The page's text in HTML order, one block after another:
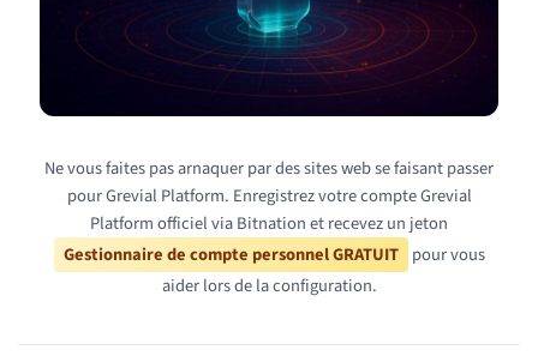
Ne vous faites pas arnaquer par des sites web se faisant passer
pour Grevial Platform. Enregistrez votre compte Grevial
Platform officiel via Bitnation et recevez un jeton
Gestionnaire de compte personnel GRATUIT pour vous
aider lors de la configuration.